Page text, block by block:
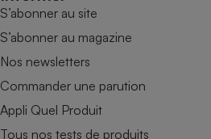
S’abonner au site
S’abonner au magazine
Nos newsletters
Commander une parution
Appli Quel Produit
Tous nos tests de produits